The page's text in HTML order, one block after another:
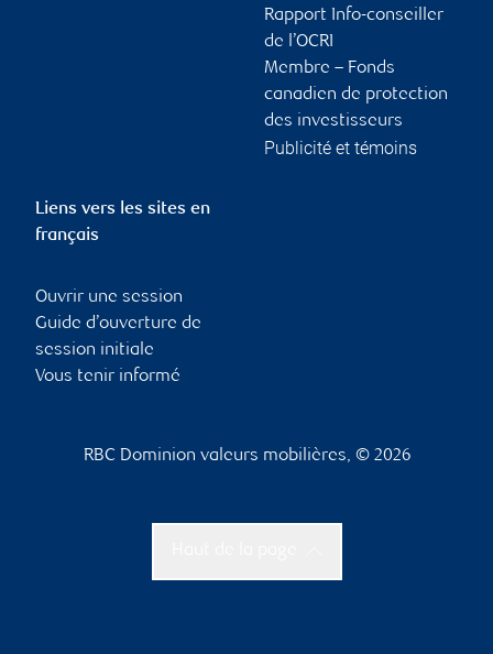
Rapport Info-conseiller
de l’OCRI
Membre – Fonds
canadien de protection
des investisseurs
Publicité et témoins
Liens vers les sites en
français
Ouvrir une session
Guide d’ouverture de
session initiale
Vous tenir informé
RBC Dominion valeurs mobilières, © 2026